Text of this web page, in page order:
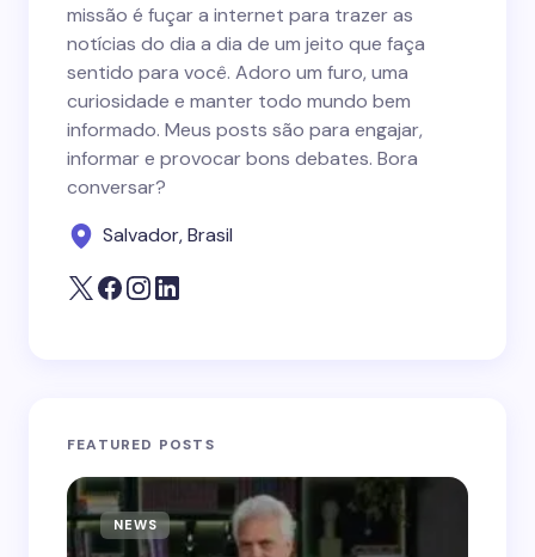
missão é fuçar a internet para trazer as
notícias do dia a dia de um jeito que faça
sentido para você. Adoro um furo, uma
curiosidade e manter todo mundo bem
informado. Meus posts são para engajar,
informar e provocar bons debates. Bora
conversar?
Salvador, Brasil
FEATURED POSTS
NEWS